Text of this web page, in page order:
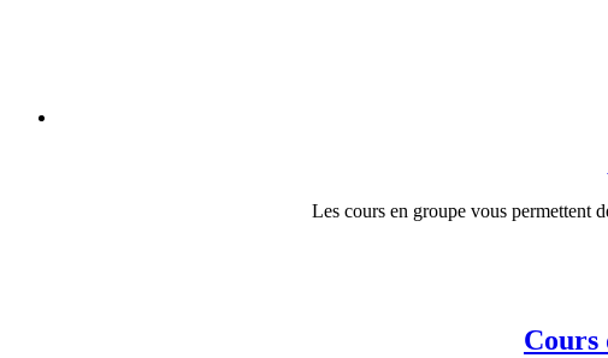
Les cours en groupe vous permettent
Cours